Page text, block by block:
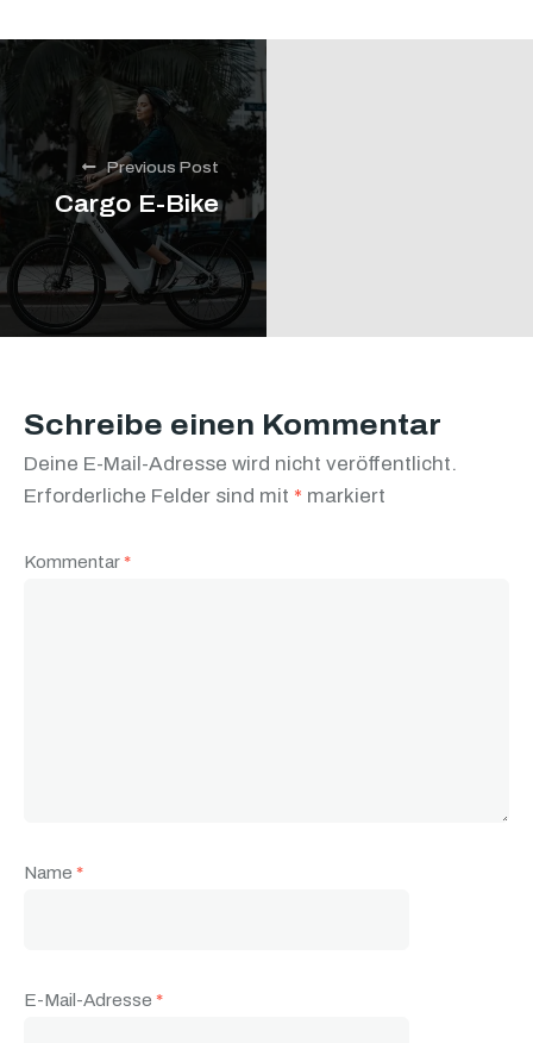
Previous Post
Cargo E-Bike
Schreibe einen Kommentar
Deine E-Mail-Adresse wird nicht veröffentlicht.
Erforderliche Felder sind mit * markiert
Kommentar*
Name *
E-Mail-Adresse *